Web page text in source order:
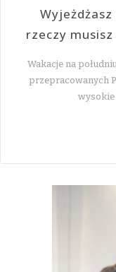
Wyjeżdżasz
rzeczy
Wakacje na
przepracowanych
wysokie